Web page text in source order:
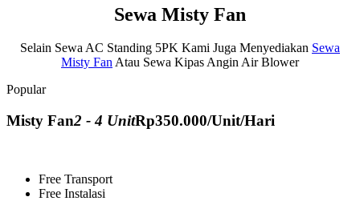
Sewa Misty Fan
Selain Sewa AC Standing 5PK Kami Juga Menyediakan Sewa
Misty FanAtau Sewa Kipas Angin Air Blower
Popular
Misty Fan2 - 4 UnitRp350.000/Unit/Hari
Free Transport
Free Instalasi